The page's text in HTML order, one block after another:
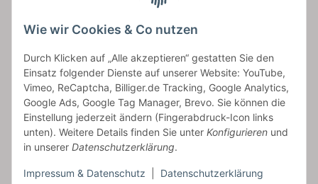
Wie wir Cookies & Co nutzen
Durch Klicken auf „Alle akzeptieren“ gestatten Sie den
Einsatz folgender Dienste auf unserer Website: YouTube,
Vimeo, ReCaptcha, Billiger.de Tracking, Google Analytics,
Google Ads, Google Tag Manager, Brevo. Sie können die
Einstellung jederzeit ändern (Fingerabdruck-Icon links
unten). Weitere Details finden Sie unter Konfigurieren und
in unserer Datenschutzerklärung.
Impressum & Datenschutz Datenschutzerklärung
Artikelinformationen
Frieslandstr. 44 | 26446 Reepsholt